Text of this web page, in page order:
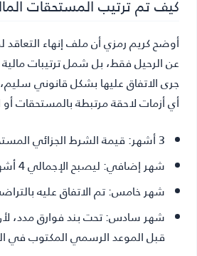
كيف تم ترتيب المستحقات
أوضح كريم رمزي أن ملف إنهاء التعاقد
عن الرحيل فقط، بل شمل ترتيبات
جرى الاتفاق عليها بشكل قانوني
أي أزمات لاحقة مرتبطة بالمستحقات أو
3 أشهر:
قيمة الشرط الجزائي
شهر إضافي:ليصبح الإجمالي 4 أشهر.
شهر خامس:تم الاتفاق عليه
شهر سادس:تحت بند فوارق مدد،
قبل الموعد الرسمي المكتوب في